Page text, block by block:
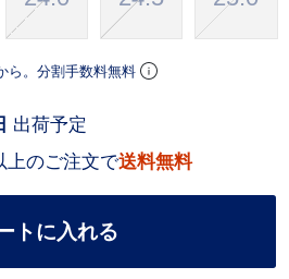
ら。分割手数料無料
上のご注文で送料無料
出荷予定
トに入れる